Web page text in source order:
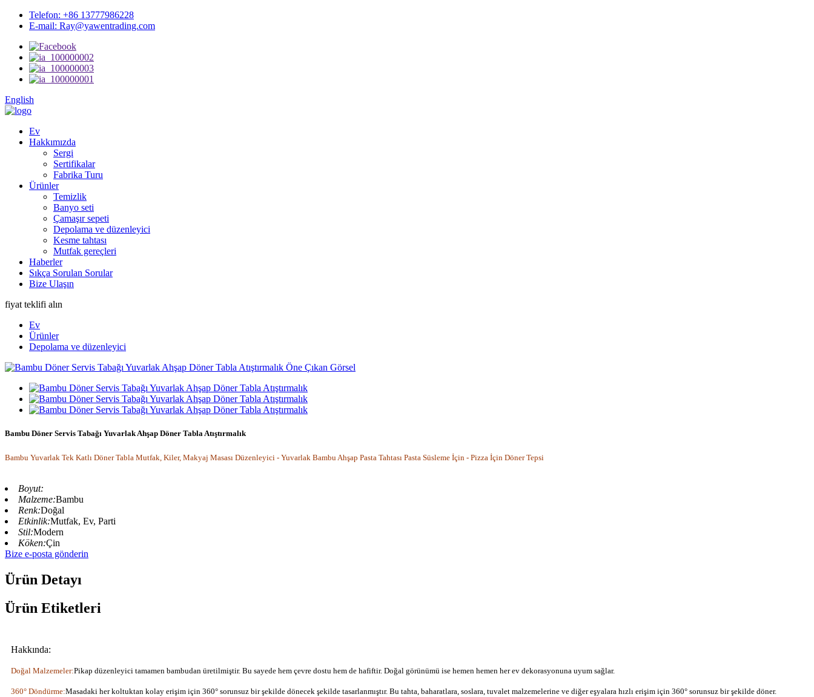
Telefon: +86 13777986228
E-mail: Ray@yawentrading.com
English
Ev
Hakkımızda
Sergi
Sertifikalar
Fabrika Turu
Ürünler
Temizlik
Banyo seti
Çamaşır sepeti
Depolama ve düzenleyici
Kesme tahtası
Mutfak gereçleri
Haberler
Sıkça Sorulan Sorular
Bize Ulaşın
fiyat teklifi alın
Ev
Ürünler
Depolama ve düzenleyici
Bambu Döner Servis Tabağı Yuvarlak Ahşap Döner Tabla Atıştırmalık
Bambu Yuvarlak Tek Katlı Döner Tabla Mutfak, Kiler, Makyaj Masası Düzenleyici - Yuvarlak Bambu Ahşap Pasta Tahtası Pasta Süsleme İçin - Pizza İçin Döner Tepsi
Boyut:
Malzeme:Bambu
Renk:Doğal
Etkinlik:Mutfak, Ev, Parti
Stil:Modern
Köken:Çin
Bize e-posta gönderin
Ürün Detayı
Ürün Etiketleri
Hakkında:
Doğal Malzemeler:Pikap düzenleyici tamamen bambudan üretilmiştir. Bu sayede hem çevre dostu hem de hafiftir. Doğal görünümü ise hemen hemen her ev dekorasyonuna uyum sağlar.
360° Döndürme:Masadaki her koltuktan kolay erişim için 360° sorunsuz bir şekilde dönecek şekilde tasarlanmıştır. Bu tahta, baharatlara, soslara, tuvalet malzemelerine ve diğer eşyalara hızlı erişim için 360° sorunsuz bir şekilde döner.